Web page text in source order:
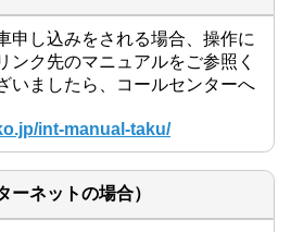
申し込みをされる場合、操作に
ンク先のマニュアルをご参照く
いましたら、コールセンターへ
int-manual-taku/
ーネットの場合）